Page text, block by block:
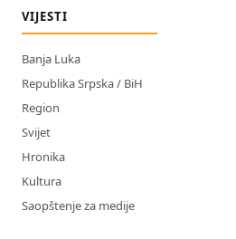
VIJESTI
Banja Luka
Republika Srpska / BiH
Region
Svijet
Hronika
Kultura
Saopštenje za medije